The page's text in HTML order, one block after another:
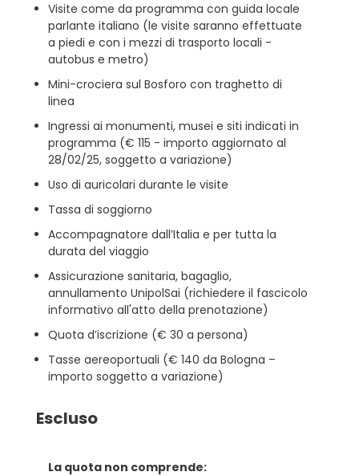
Visite come da programma con guida locale
parlante italiano (le visite saranno effettuate
a piedi e con i mezzi di trasporto locali -
autobus e metro)
Mini-crociera sul Bosforo con traghetto di
linea
Ingressi ai monumenti, musei e siti indicati in
programma (€ 115 - importo aggiornato al
28/02/25, soggetto a variazione)
Uso di auricolari durante le visite
Tassa di soggiorno
Accompagnatore dall’Italia e per tutta la
durata del viaggio
Assicurazione sanitaria, bagaglio,
annullamento UnipolSai (richiedere il fascicolo
informativo all'atto della prenotazione)
Quota d’iscrizione (€ 30 a persona)
Tasse aereoportuali (€ 140 da Bologna –
importo soggetto a variazione)
Escluso
La quota non comprende: